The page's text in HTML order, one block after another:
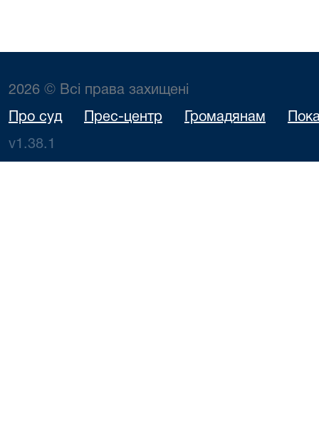
2026 © Всі права захищені
Про суд Прес-центр Громадянам
v1.38.1